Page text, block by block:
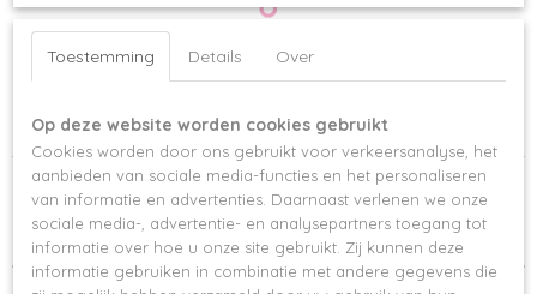
Inloggen Registreren
Home >Kettingen
Sorteer op:
Toestemming Details Over
Op deze website worden cookies gebruikt
Cookies worden door ons gebruikt voor verkeersanalyse, het
aanbieden van sociale media-functies en het personaliseren
van informatie en advertenties. Daarnaast verlenen we onze
sociale media-, advertentie- en analysepartners toegang tot
informatie over hoe u onze site gebruikt. Zij kunnen deze
informatie gebruiken in combinatie met andere gegevens die